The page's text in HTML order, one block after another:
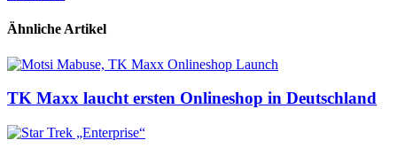
Ähnliche Artikel
TK Maxx laucht ersten Onlineshop in Deutschland